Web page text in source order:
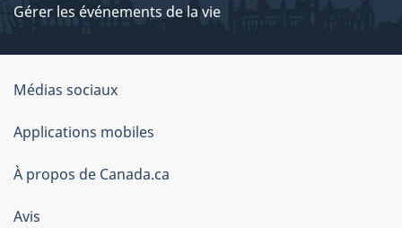
Gérer les événements de la vie
Organisation
du
gouvernement
du
Canada
Médias sociaux
Applications mobiles
À propos de Canada.ca
Avis